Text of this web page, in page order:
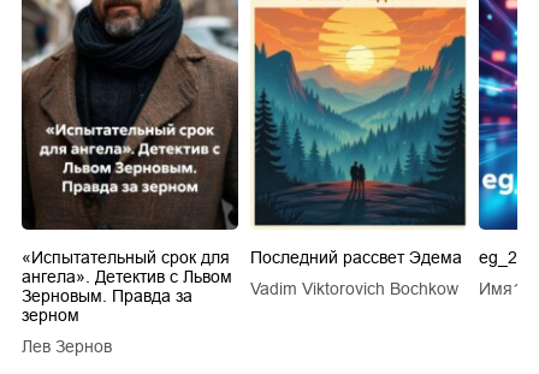
«Испытательный срок для
ангела». Детектив с Львом
Зерновым. Правда за
зерном
Лев Зернов
Последний рассвет Эдема
Vadim Viktorovich Bochkow
Имя1